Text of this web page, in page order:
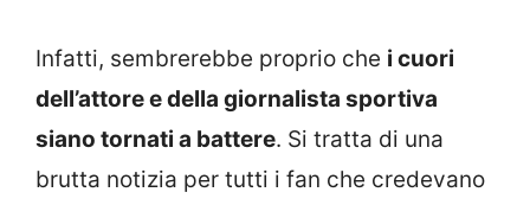
Infatti, sembrerebbe proprio che i cuori
dell’attore e della giornalista sportiva
siano tornati a battere. Si tratta di una
brutta notizia per tutti i fan che credevano